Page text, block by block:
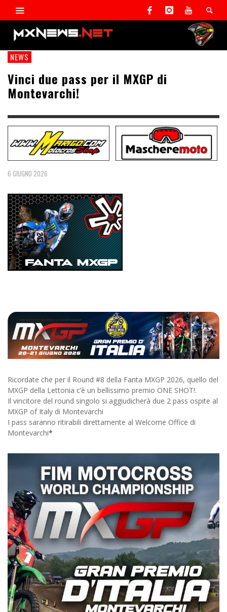
NEWS
Vinci due pass per il MXGP di
Montevarchi!
6 GIUGNO 2026
Ricordate che per il Round #8 della Fanta MXGP 2026, quello del
MXGP della Lettonia c’è un bellissimo premio ONE SHOT!.
Il vincitore del round singolo si aggiudicherà due 2 pass ospite al
MXGP of Italy di Montevarchi
I pass saranno ritirabili direttamente al Welcome Office di
Montevarchi*